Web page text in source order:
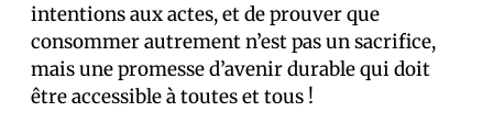
intentions aux actes, et de prouver que
consommer autrement n’est pas un sacrifice,
mais une promesse d’avenir durable qui doit
être accessible à toutes et tous !